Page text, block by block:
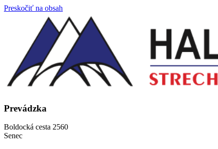
Preskočiť na obsah
Prevádzka
Boldocká cesta 2560
Senec